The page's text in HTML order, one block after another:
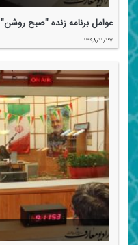
عوامل برنامه زنده "صبح روشن"
۱۳۹۸/۱۱/۲۷